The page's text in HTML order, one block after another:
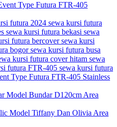
Type Futura FTR-405
futura 2024 sewa kursi futura
sewa kursi futura bekasi sewa
futura bercoversewa kursi
bogorsewa kursi futura busa
kursi futura cover hitam sewa
futura FTR-405 sewa kursi futura
Type Futura FTR-405 Stainless
Model Bundar D120cm Area
Model Tiffany Dan Olivia Area